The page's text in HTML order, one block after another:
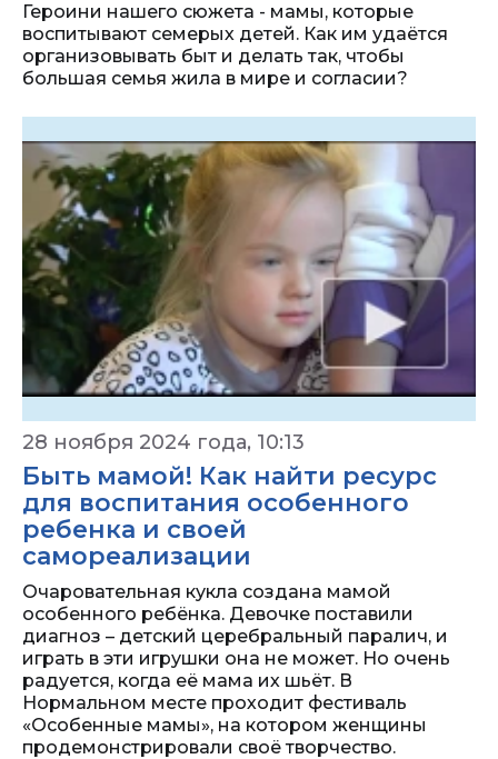
Героини нашего сюжета - мамы, которые
воспитывают семерых детей. Как им удаётся
организовывать быт и делать так, чтобы
большая семья жила в мире и согласии?
28 ноября 2024 года, 10:13
Быть мамой! Как найти ресурс
для воспитания особенного
ребенка и своей
самореализации
Очаровательная кукла создана мамой
особенного ребёнка. Девочке поставили
диагноз – детский церебральный паралич, и
играть в эти игрушки она не может. Но очень
радуется, когда её мама их шьёт. В
Нормальном месте проходит фестиваль
«Особенные мамы», на котором женщины
продемонстрировали своё творчество.